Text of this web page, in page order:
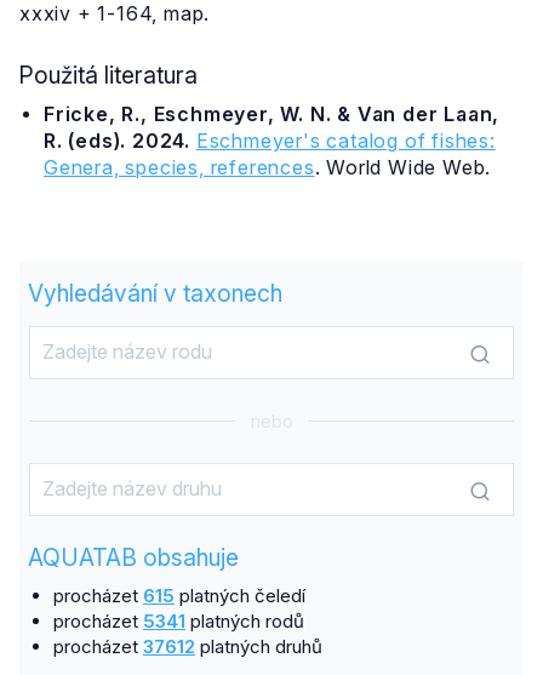
xxxiv + 1-164, map.
Použitá literatura
Fricke, R., Eschmeyer, W. N. & Van der Laan,
R. (eds). 2024. Eschmeyer's catalog of fishes:
Genera, species, references. World Wide Web.
Vyhledávání v taxonech
nebo
AQUATAB obsahuje
procházet 615 platných čeledí
procházet 5341 platných rodů
procházet 37612 platných druhů